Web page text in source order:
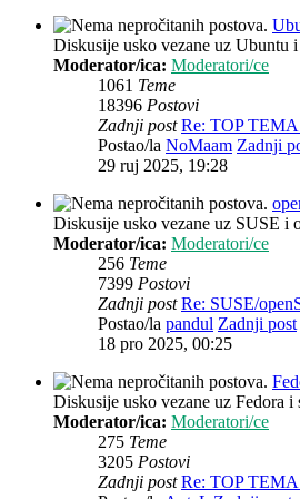
Diskusije usko vezane uz
Moderator/ica: Moderatori/ce
1061 Teme
18396 Postovi
Zadnji post Re: TOP
Postao/la NoMaam Zadnji
29 ruj 2025, 19:28
Diskusije usko vezane uz SUSE i
Moderator/ica: Moderatori/ce
256 Teme
7399 Postovi
Zadnji post Re: SUSE/
Postao/la pandul Zadnji post
18 pro 2025, 00:25
Diskusije usko vezane uz Fedora
Moderator/ica: Moderatori/ce
275 Teme
3205 Postovi
Zadnji post Re: TOP